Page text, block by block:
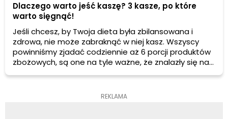
Dlaczego warto jeść kaszę? 3 kasze, po które
warto sięgnąć!
Jeśli chcesz, by Twoja dieta była zbilansowana i
zdrowa, nie może zabraknąć w niej kasz. Wszyscy
powinniśmy zjadać codziennie aż 6 porcji produktów
zbożowych, są one na tyle ważne, że znalazły się na
samym dole piramidy żywieniowej. Tylko jaką kaszę
REKLAMA